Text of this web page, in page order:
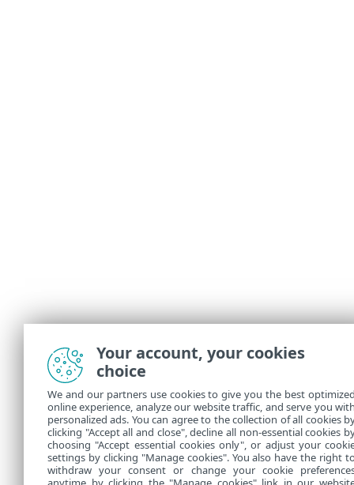
Your account, your cookies
choice
We and our partners use cookies to give you the best
online experience, analyze our website traffic, and serve you
personalized ads. You can agree to the collection of all cookies
clicking "Accept all and close", decline all non-essential cookies
choosing "Accept essential cookies only", or adjust your
settings by clicking "Manage cookies". You also have the right
withdraw your consent or change your cookie